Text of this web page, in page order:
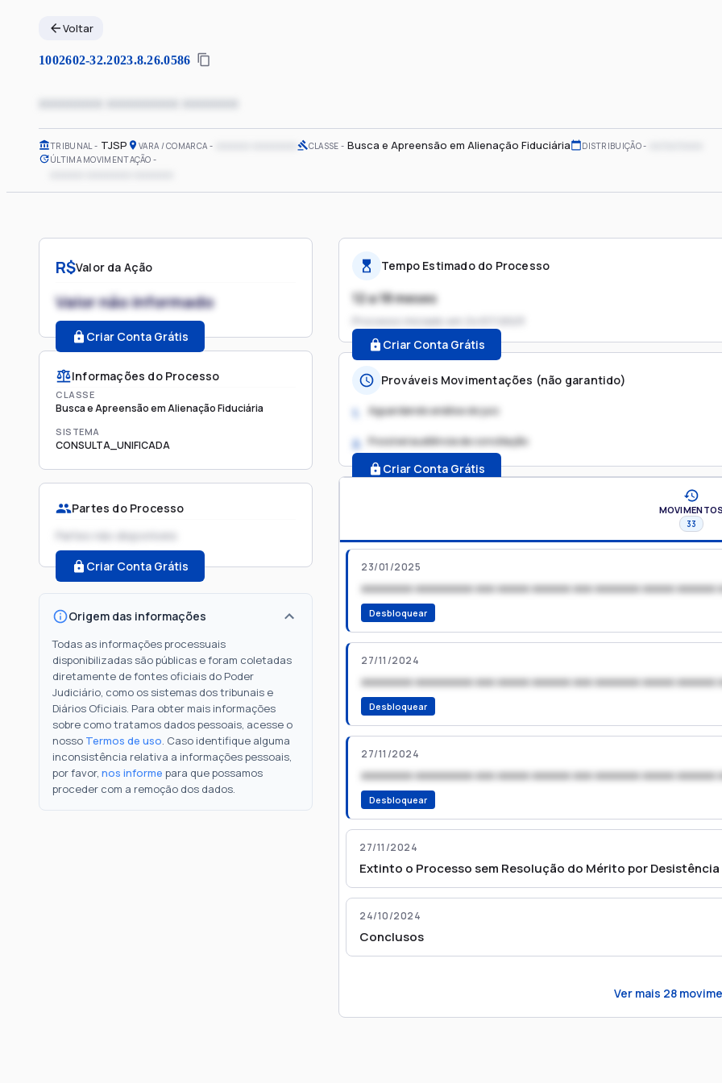
Voltar
1002602-32.2023.8.26.0586
xxxxxxxx xxxxxxxxx xxxxxxx
TRIBUNAL TJSP VARA / COMARCA CLASSE Busca e Apreensão em Alienação Fiduciária DISTRIBUIÇÃO
ÚLTIMA MOVIMENTAÇÃO
R$Valor da Ação
Valor não informado
Criar Conta Grátis
Informações do Processo
CLASSE
Busca e Apreensão em Alienação Fiduciária
SISTEMA
CONSULTA_UNIFICADA
Partes do Processo
Partes não disponíveis
Criar Conta Grátis
Origem das informações
Todas as informações processuais
disponibilizadas são públicas e foram coletadas
diretamente de fontes oficiais do Poder
Judiciário, como os sistemas dos tribunais e
Diários Oficiais. Para obter mais informações
sobre como tratamos dados pessoais, acesse o
nosso Termos de uso. Caso identifique alguma
inconsistência relativa a informações pessoais,
por favor, nos informe para que possamos
proceder com a remoção dos dados.
Tempo Estimado do Processo
12 a 18 meses
Processo iniciado em
Criar Conta Grátis
Prováveis Movimentações (não garantido)
1. Aguardando análise do juiz
2. Possível audiência de conciliação
Criar Conta Grátis
MOVIMENTOS
33
23/01/2025
xxxxxxxx xxxxxxxxx xxx xxxxx xxxxxx xxx xxxxxxx xxxxx xxxxxx
Desbloquear
27/11/2024
xxxxxxxx xxxxxxxxx xxx xxxxx xxxxxx xxx xxxxxxx xxxxx xxxxxx
Desbloquear
27/11/2024
xxxxxxxx xxxxxxxxx xxx xxxxx xxxxxx xxx xxxxxxx xxxxx xxxxxx
Desbloquear
27/11/2024
Extinto o Processo sem Resolução do Mérito por Desistência
24/10/2024
Conclusos
Ver mais 28